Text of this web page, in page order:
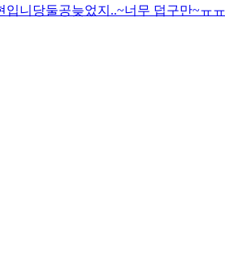
입니당둘공늦었지..~너무 덥구만~ㅠㅠ